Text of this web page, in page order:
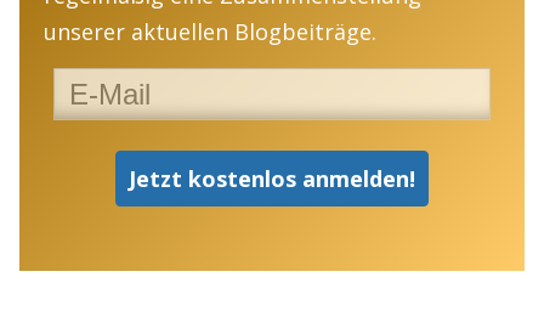
unserer aktuellen Blogbeiträge.